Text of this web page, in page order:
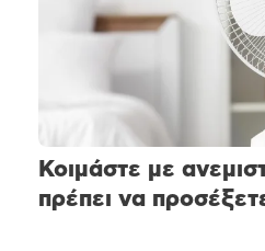
Κοιμάστε με
πρέπει να